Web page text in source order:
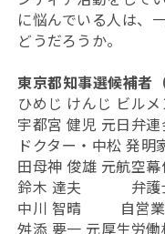
に悩んでいる人は、
どうだろうか。
東京都知事選候補者
ひめじ けんじ ビル
宇都宮 健児 元日弁連
ドクター・中松 発明
田母神 俊雄 元航空幕
鈴木 達夫 弁護士
中川 智晴 自営業
舛添 要一 元厚生労